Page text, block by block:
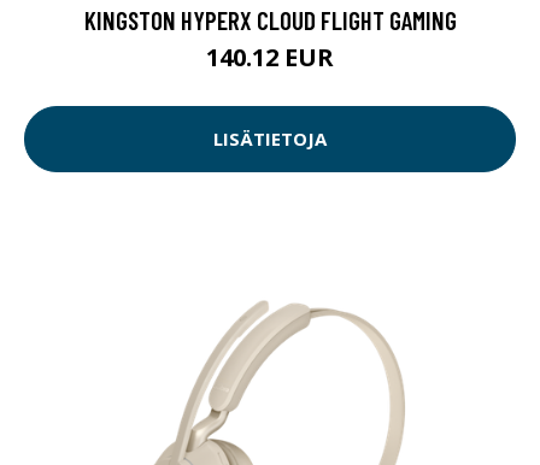
KINGSTON HYPERX CLOUD FLIGHT GAMING
140.12 EUR
LISÄTIETOJA